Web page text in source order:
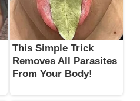
This Simple Trick
Removes All Parasites
From Your Body!